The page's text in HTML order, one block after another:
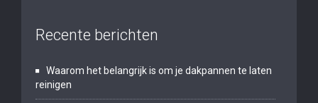
Recente berichten
Waarom het belangrijk is om je dakpannen te laten
reinigen